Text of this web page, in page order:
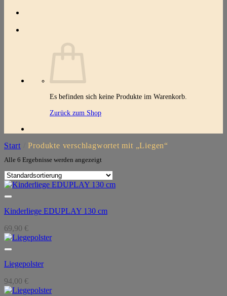
Es befinden sich keine Produkte im Warenkorb.
Zurück zum Shop
Start Produkte verschlagwortet mit „Liegen“
Alle 6 Ergebnisse werden angezeigt
Kinderliege EDUPLAY 130 cm
69,90 €
Liegepolster
94,00 €